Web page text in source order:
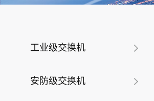
工业级交换机
安防级交换机